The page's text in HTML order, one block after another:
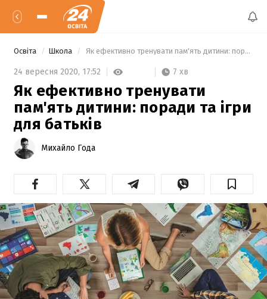
Освіта Школа Як ефективно тренувати пам'ять дитини: поради та ігри для батьків
24 вересня 2020, 17:52 7 хв
Як ефективно тренувати
пам'ять дитини: поради та ігри
для батьків
Михайло Года